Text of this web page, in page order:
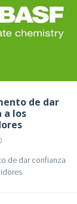
de dar
a los
de dar confianza